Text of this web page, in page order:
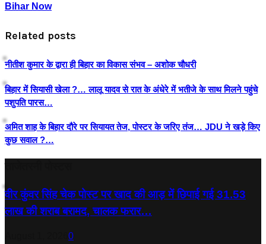
Bihar Now
Related posts
नीतीश कुमार के द्वारा ही बिहार का विकास संभव – अशोक चौधरी
बिहार में सियासी खेला ?… लालू यादव से रात के अंधेरे में भतीजे के साथ मिलने पहुंचे
पशुपति पारस…
अमित शाह के बिहार दौरे पर सियायत तेज, पोस्टर के जरिए तंज… JDU ने खड़े किए
कुछ सवाल ?…
वीर कुंवर सिंह चेक पोस्ट पर खाद की आड़ में छिपाई गई 31.53
लाख की शराब बरामद, चालक फरार…
0